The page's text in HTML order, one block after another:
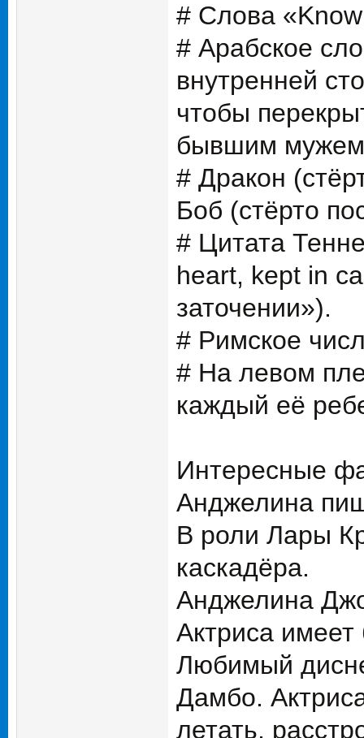
# Слова
# Арабское
внутренней
чтобы
бывшим
# Дракон
Боб (стёрто
# Цитата
heart, kept in
заточении»).
# Римское
# На левом
каждый её
Интересные
Анджелина
В роли Лары
каскадёра.
Анджелина
Актриса
Любимый
Дамбо.
летать,